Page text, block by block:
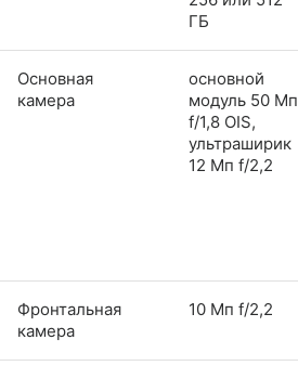
ГБ
Основная
камера
основной
модуль 50 Мп
f/1,8 OIS,
ультраширик
12 Мп f/2,2
Фронтальная
камера
10 Мп f/2,2